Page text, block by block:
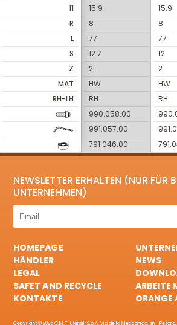
I1
R
L
S
Z
MAT
RH-LH
15.9
8
77
12.7
2
HW
RH
990.058.00
991.057.00
791.046.00
15.9
8
77
12
2
HW
RH
NEWSLETTER ERHALTEN (NUR FÜR
UNTERNEHMEN)
HOMEPAGE
HÄNDLER
NEWS
LEGAL
SAFET AND RECYCLE
ARBEITE
KONTAKTE
ORANGE
Copyright © 2025 C.M.T. Utensili S.p.A. Via della Meccanica, sn - Pesaro,